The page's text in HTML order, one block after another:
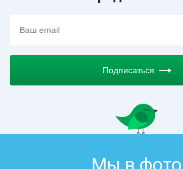
Подписаться
Мы в фото